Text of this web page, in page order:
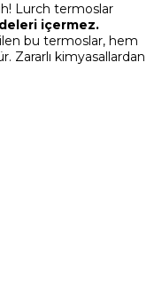
Lurch termoslar
içermez.
bu termoslar, hem
Zararlı kimyasallardan